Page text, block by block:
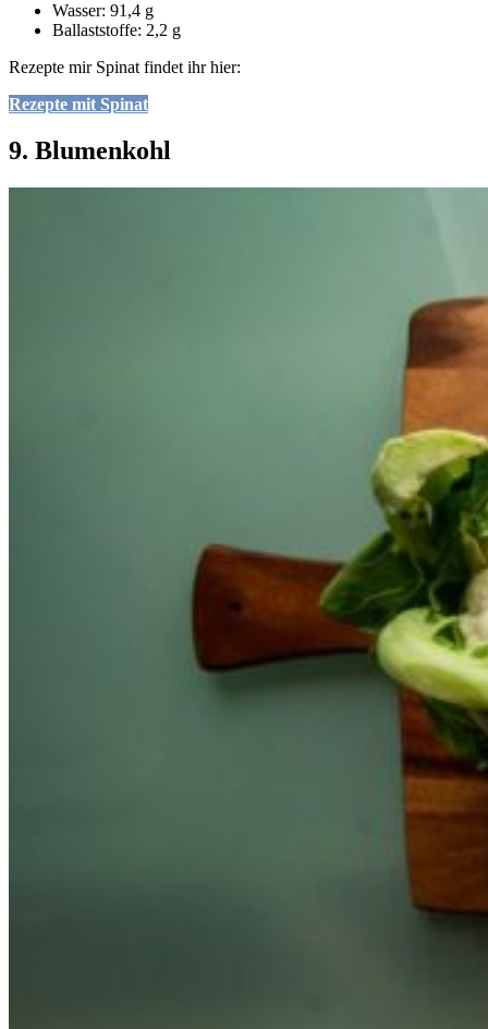
Wasser: 91,4 g
Ballaststoffe: 2,2 g
Rezepte mir Spinat findet ihr hier:
Rezepte mit Spinat
9. Blumenkohl